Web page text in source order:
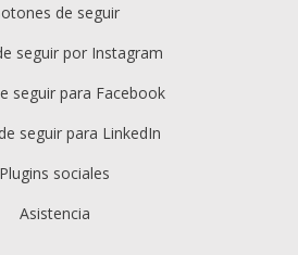
de seguir
seguir por Instagram
seguir para Facebook
seguir para LinkedIn
Plugins sociales
Asistencia